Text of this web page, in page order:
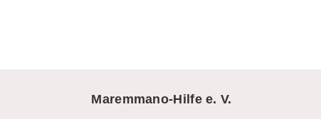
Maremmano-Hilfe e. V.